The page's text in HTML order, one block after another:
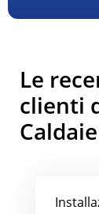
Le
clienti